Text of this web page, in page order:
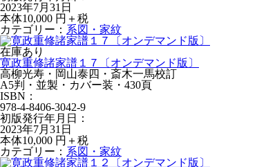
2023年7月31日
本体10,000 円＋税
カテゴリー： 系図・家紋
在庫あり
寛政重修諸家譜１７〔オンデマンド版〕
高柳光寿・岡山泰四・斎木一馬校訂
A5判・並製・カバー装・430頁
ISBN：
978-4-8406-3042-9
初版発行年月日：
2023年7月31日
本体10,000 円＋税
カテゴリー： 系図・家紋